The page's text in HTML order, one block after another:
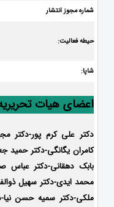
شماره مجوز انتشار
حیطه فعالیت:
شاپا:
اعضای هیات
دکتر علی کرم پور-دکتر
کامران یگانگی-دکتر حمید
بابک دهقانی-دکتر عباس
محمد ایدی-دکتر سهیل
ملکی-دکتر سمیه حسن نیا-